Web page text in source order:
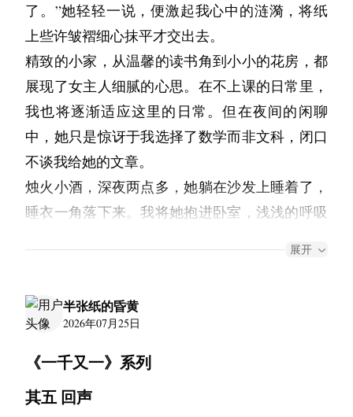
了。”她轻轻一说，便激起我心中的涟漪，将纸
上些许皱褶细心抹平才交出去。
精致的小家，从温馨的读书角到小小的花房，都
展现了女主人细腻的心思。在不上课的日常里，
我也将逐渐适应这里的日常。但在夜间的闲聊
中，她只是惊讶于我选择了数学而非文科，闭口
不谈我给她的文章。
烛火小酒，深夜两点多，她躺在沙发上睡着了，
睡衣一角落下来。我将她抱进卧室，浅浅的呼吸
却。后来她亲自将稿纸递回给我。“这是很重要
我们有了更多生活上的话题。比如哪一条裙子更
好看、哪一款化妆品更好用、哪一家店的菜品更
展开
半张纸的昏黄
2026年07月25日
《一千又一》系列
其五 回声